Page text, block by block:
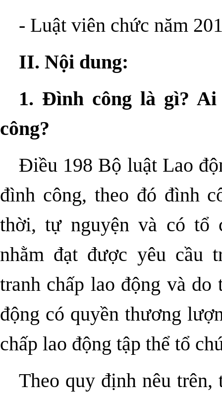
- Luật viên chức năm
II. Nội dung:
1. Đình công là gì?
công?
Điều 198 Bộ luật Lao
đình công, theo đó đình
thời, tự nguyện và có tổ
nhằm đạt được yêu cầu
tranh chấp lao động và
động có quyền thương
chấp lao động tập thể tổ
Theo quy định nêu